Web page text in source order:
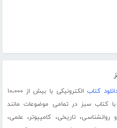
کتاب
الکترونیکی با بیش از ۱۰،۰۰۰
کتاب سبز در تمامی موضوعات مانند
تاریخی، کامپیوتر، علمی،